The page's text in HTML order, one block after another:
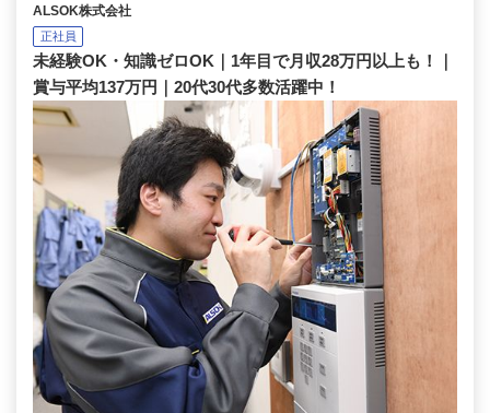
ALSOK株式会社
正社員
未経験OK・知識ゼロOK｜1年目で月収28万円以上も！｜
賞与平均137万円｜20代30代多数活躍中！